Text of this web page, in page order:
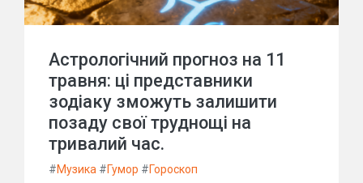
Астрологічний прогноз на 11
травня: ці представники
зодіаку зможуть залишити
позаду свої труднощі на
тривалий час.
#Музика #Гумор #Гороскоп